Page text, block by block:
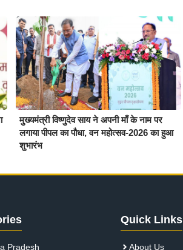
मुख्यमंत्री विष्णुदेव साय ने अपनी माँ के नाम पर
लगाया पीपल का पौधा, वन महोत्सव-2026 का हुआ
शुभारंभ
Pradesh
Quick Links
About Us